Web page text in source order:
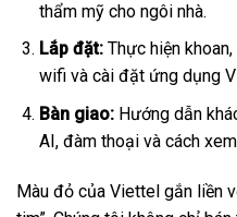
thẩm mỹ cho ngôi nhà.
Lắp đặt:Thực hiện
wifi và cài đặt ứng dụng
Bàn giao:Hướng dẫn
AI, đàm thoại và cách
Màu đỏ của Viettel gắn liền